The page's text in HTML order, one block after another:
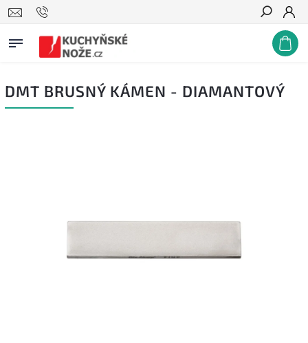
Hledat
DMT BRUSNÝ KÁMEN - DIAMANTOVÝ